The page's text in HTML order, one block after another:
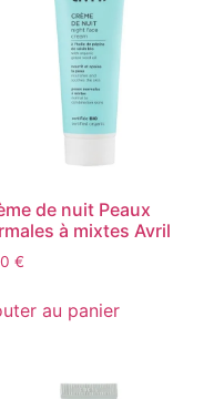
de nuit Peaux
à mixtes Avril
€
au panier